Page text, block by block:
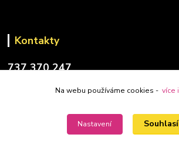
Kontakty
737 370 247
Na webu používáme cookies - více
Nastavení